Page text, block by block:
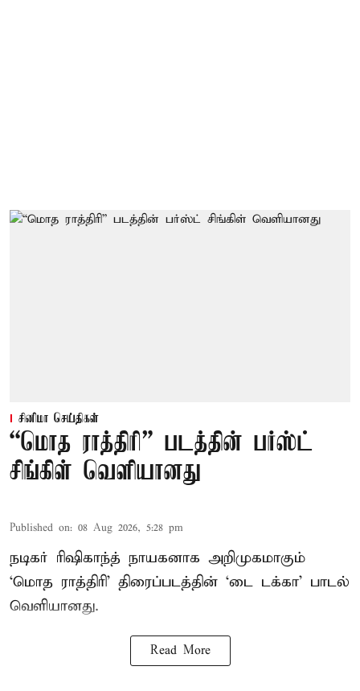
சினிமா செய்திகள்
“மொத ராத்திரி” படத்தின் பர்ஸ்ட்
சிங்கிள் வெளியானது
Published on: 08 Aug 2026, 5:28 pm
நடிகர் ரிஷிகாந்த் நாயகனாக அறிமுகமாகும்
‘மொத ராத்திரி’ திரைப்படத்தின் ‘டை டக்கா’ பாடல்
வெளியானது.
Read More